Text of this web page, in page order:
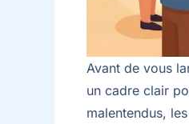
Avant de vous
un cadre clair
malentendus,